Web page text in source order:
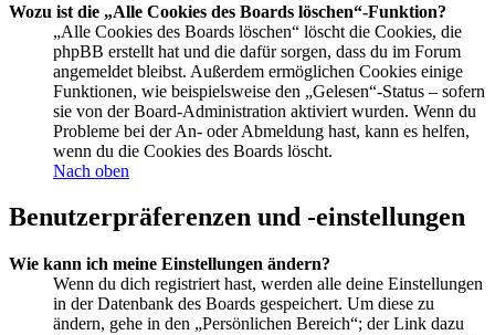
Wozu ist die „Alle Cookies des Boards löschen“-Funktion?
„Alle Cookies des Boards löschen“ löscht die Cookies, die
phpBB erstellt hat und die dafür sorgen, dass du im Forum
angemeldet bleibst. Außerdem ermöglichen Cookies einige
Funktionen, wie beispielsweise den „Gelesen“-Status – sofern
sie von der Board-Administration aktiviert wurden. Wenn du
Probleme bei der An- oder Abmeldung hast, kann es helfen,
wenn du die Cookies des Boards löscht.
Nach oben
Benutzerpräferenzen und -einstellungen
Wie kann ich meine Einstellungen ändern?
Wenn du dich registriert hast, werden alle deine Einstellungen
in der Datenbank des Boards gespeichert. Um diese zu
ändern, gehe in den „Persönlichen Bereich“; der Link dazu